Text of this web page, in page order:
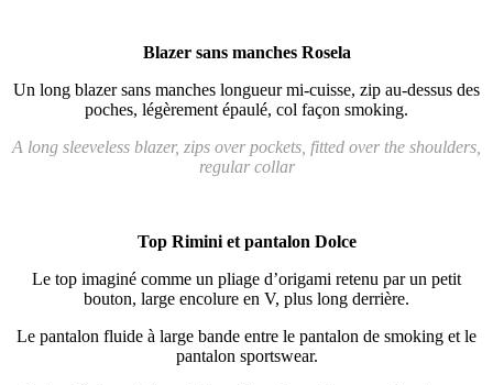
Blazer sans manches Rosela
Un long blazer sans manches longueur mi-cuisse, zip au-dessus des
poches, légèrement épaulé, col façon smoking.
A long sleeveless blazer, zips over pockets, fitted over the shoulders,
regular collar
Top Rimini et pantalon Dolce
Le top imaginé comme un pliage d’origami retenu par un petit
bouton, large encolure en V, plus long derrière.
Le pantalon fluide à large bande entre le pantalon de smoking et le
pantalon sportswear.